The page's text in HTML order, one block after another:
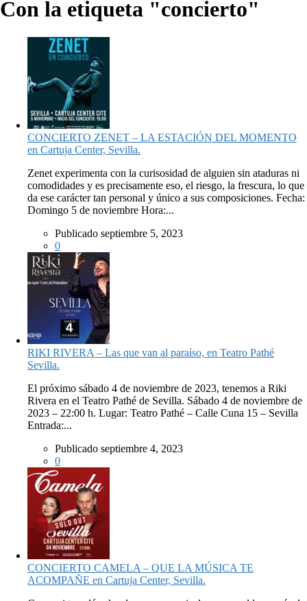
Con la etiqueta "concierto"
CONCIERTO ZENET – LA ESTACIÓN DEL MOMENTO
en Cartuja Center, Sevilla.
Zenet experimenta con la curisosidad de alguien sin ataduras ni
comodidades y es precisamente eso, el riesgo, la frescura, lo que
da ese carácter tan personal y único a sus composiciones. Fecha:
Domingo 5 de noviembre Hora:...
Publicado septiembre 5, 2023
0
RIKI RIVERA – Las que van al paraíso, en Teatro Pathé
Sevilla.
El próximo sábado 4 de noviembre de 2023, tenemos a Riki
Rivera en el Teatro Pathé de Sevilla. Sábado 4 de noviembre de
2023 – 22:00 h. Lugar: Teatro Pathé – Calle Cuna 15 – Sevilla
Entrada:...
Publicado septiembre 4, 2023
0
CONCIERTO CAMELA – QUE LA MÚSICA TE
ACOMPAÑE en Cartuja Center, Sevilla.